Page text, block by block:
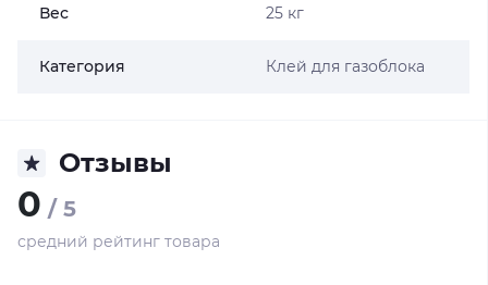
Вес 25 кг
Категория Клей для газоблока
Отзывы
0 / 5
средний рейтинг товара